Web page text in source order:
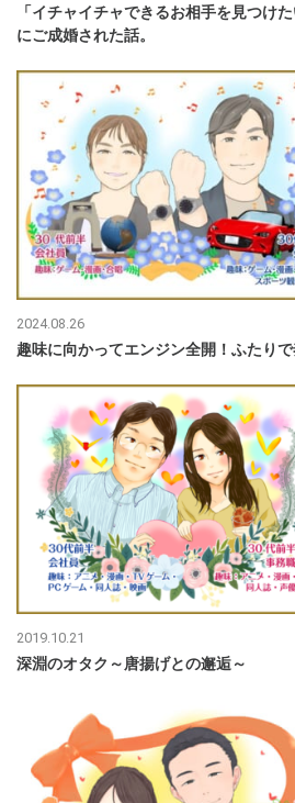
「イチャイチャできるお相手を見つけ
にご成婚された話。
2024.08.26
趣味に向かってエンジン全開！ふたり
2019.10.21
深淵のオタク～唐揚げとの邂逅～